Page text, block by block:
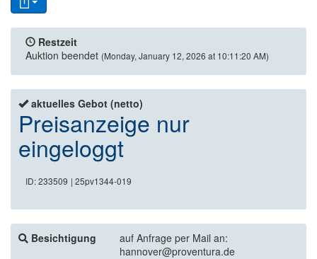
Restzeit
Auktion beendet (Monday, January 12, 2026 at 10:11:20 AM)
aktuelles Gebot (netto)
Preisanzeige nur
eingeloggt
ID: 233509 | 25pv1344-019
Besichtigung
auf Anfrage per Mail an:
hannover@proventura.de